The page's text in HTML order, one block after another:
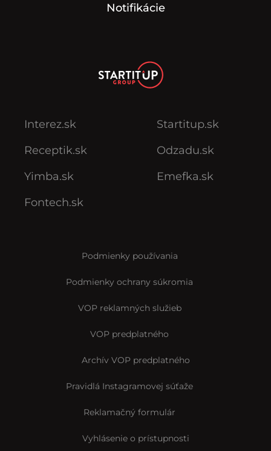
Notifikácie
Interez.sk
Receptik.sk
Yimba.sk
Fontech.sk
Startitup.sk
Odzadu.sk
Emefka.sk
Podmienky používania
Podmienky ochrany súkromia
VOP reklamných služieb
VOP predplatného
Archív VOP predplatného
Pravidlá Instagramovej súťaže
Reklamačný formulár
Vyhlásenie o prístupnosti